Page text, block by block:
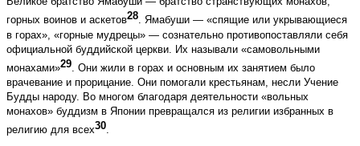
горных воинов и аскетов28. Ямабуши — «спящие или укрывающиеся
в горах», «горные мудрецы» — сознательно противопоставляли себя
официальной буддийской церкви. Их называли «самовольными
монахами»29 . Они жили в горах и основным их занятием было
врачевание и прорицание. Они помогали крестьянам, несли Учение
Будды народу. Во многом благодаря деятельности «вольных
монахов» буддизм в Японии превращался из религии избранных в
религию для всех30.